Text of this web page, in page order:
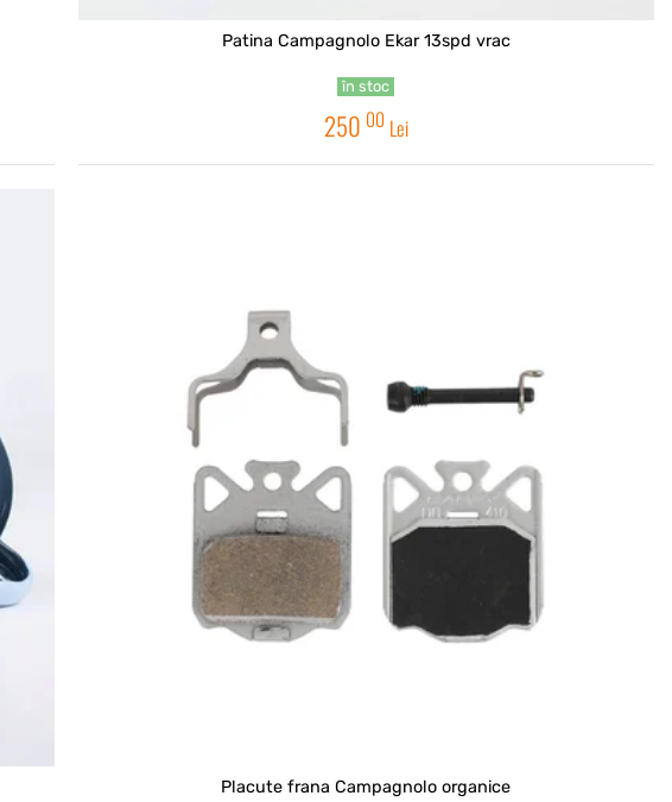
Patina Campagnolo Ekar 13spd vrac
în stoc
250 00 Lei
Placute frana Campagnolo organice